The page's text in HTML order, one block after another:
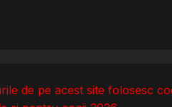
de pe acest site folosesc